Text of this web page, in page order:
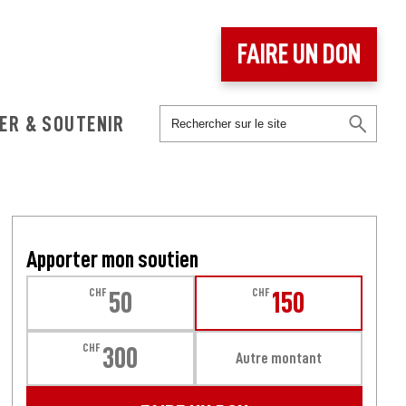
& SOUTENIR
FAIRE UN DON
Apporter mon soutien
CHF 50 CHF 150
CHF 300 Autre montant